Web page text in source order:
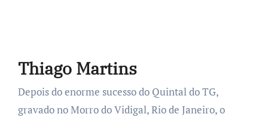
Thiago Martins
Depois do enorme sucesso do Quintal do TG,
gravado no Morro do Vidigal, Rio de Janeiro, o